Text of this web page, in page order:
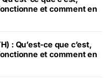
et comment en
: Qu’est-ce que c’est,
et comment en